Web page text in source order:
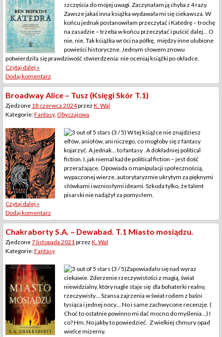
szczęścia do mojej uwagi. Zaczynałam ją chyba z 4 razy.
Zawsze jakaś inna książka wydawała mi się ciekawsza. W
końcu jednak postanowiłam przeczytać i Katedrę – trochę
na zasadzie – trzeba w końcu przeczytać i puścić dalej… O
nie, nie. Tak książka wróci na półkę, między inne ulubione
powieści historyczne. Jednym słowem znowu
potwierdziła się prawdziwość stwierdzenia: nie oceniaj książki po okładce.
Czytaj dalej »
Dodaj komentarz
Broadway Alice – Tusz (Księgi Skór T.1)
Zjedzone 18 czerwca 2024przez K. Wal
Kategorie:Fantasy, Obyczajowa
(3 / 5) W tej książce nie znajdziesz
elfów, aniołów, ani niczego, co mogłoby się z fantasy
kojarzyć. A jednak… to fantasy . A dokładniej political
fiction. I, jak niemal każde political fiction – jest dość
przerażające. Opowiada o manipulacji społecznością,
wypaczonej wierze, autorytaryzmie ukrytym za pięknymi
słówkami i wzniosłymi ideami. Szkoda tylko, że talent
pisarski nie nadążył za pomysłem.
Czytaj dalej »
Dodaj komentarz
Chakraborty S.A. – Dewabad. T.1 Miasto mosiądzu.
Zjedzone7 listopada 2021 przez K. Wal
Kategorie:Fantasy
(3 / 5)Zapowiadało się nad wyraz
ciekawie. Zderzenie rzeczywistości z magią, świat
niewidzialny, który nagle staje się dla bohaterki realny,
rzeczywisty… Szansa zajrzenia w świat rodem z baśni
tysiąca i jednej nocy… No i same zachwycone recenzje. (
Choć to ostatnie powinno mi dać mocno do myślenia…) I
co? Hm. No jakby to powiedzieć. Z wielkiej chmury opad
wielce mizerny.